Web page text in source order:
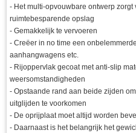
- Het multi-opvouwbare ontwerp
ruimtebesparende opslag
- Gemakkelijk te vervoeren
- Creëer in no time een
aanhangwagens etc.
- Rijoppervlak gecoat met anti-slip
weersomstandigheden
- Opstaande rand aan beide zijden
uitglijden te voorkomen
- De oprijplaat moet altijd worden
- Daarnaast is het belangrijk het